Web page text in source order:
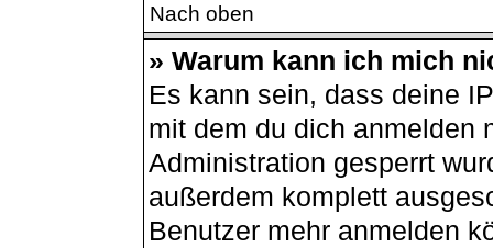
Nach oben
» Warum kann ich mich
Es kann sein, dass deine
mit dem du dich anmelden
Administration gesperrt
außerdem komplett
Benutzer mehr anmelden